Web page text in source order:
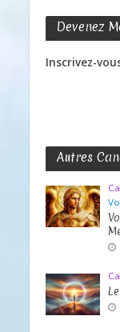
Devenez
Inscrivez-
Autres